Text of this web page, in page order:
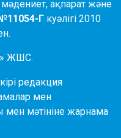
ақпарат және
Г куәлігі 2010
ЖШС.
редакция
мен
мәтініне жарнама